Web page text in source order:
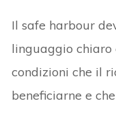
Il safe harbour
linguaggio chiaro
condizioni che il
beneficiarne e